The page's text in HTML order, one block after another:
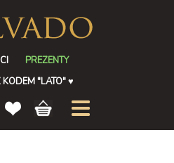
PREZENTY
"LATO"♥